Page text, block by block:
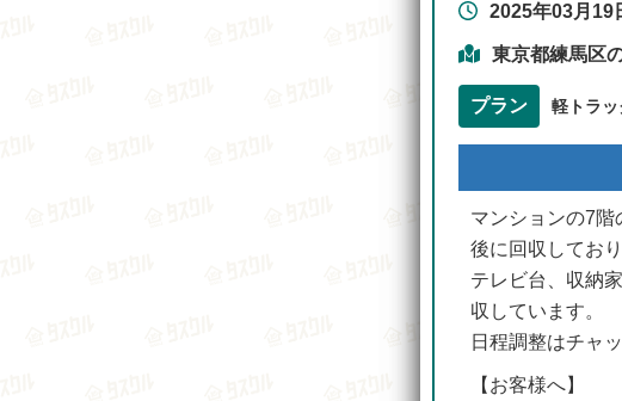
2025年03月19
東京都練馬区
プラン 軽トラッ
マンションの7
後に回収しており
テレビ台、収納
収しています。
日程調整はチャ
【お客様へ】